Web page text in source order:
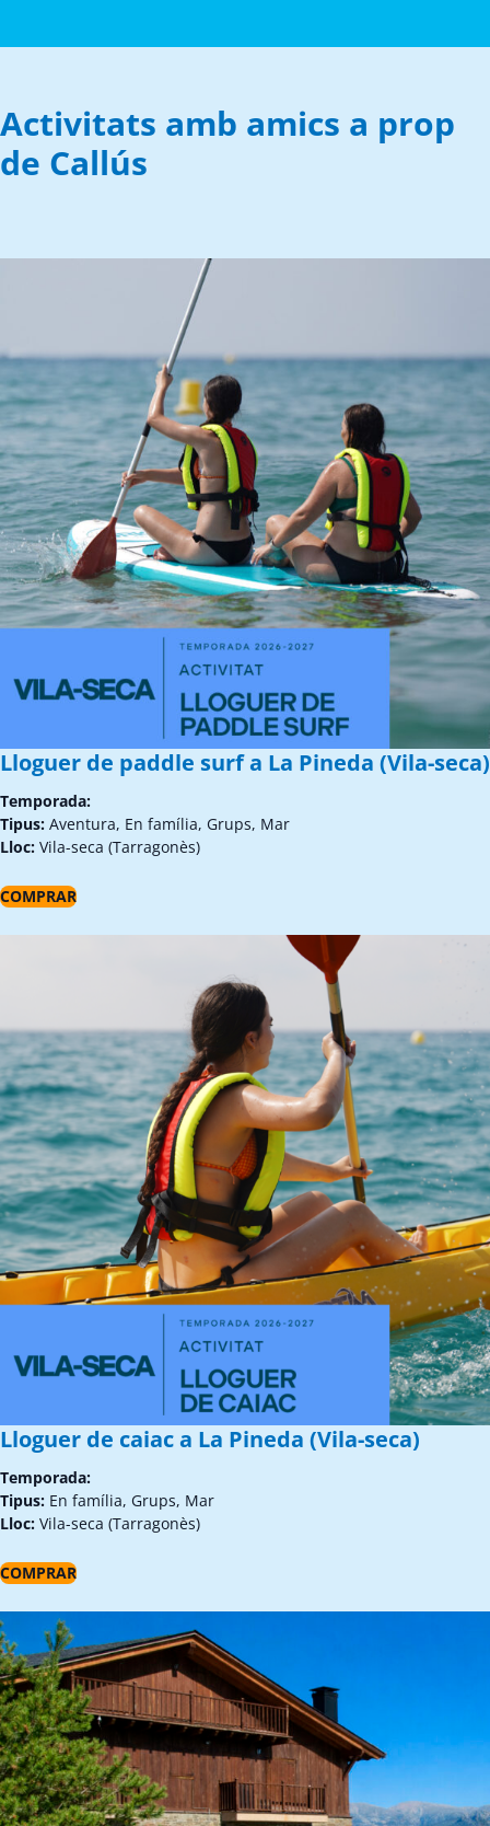
Activitats amb amics a prop
de Callús
Lloguer de paddle surf a La Pineda (Vila-seca)
Temporada:
Tipus: Aventura, En família, Grups, Mar
Lloc: Vila-seca (Tarragonès)
COMPRAR
Lloguer de caiac a La Pineda (Vila-seca)
Temporada:
Tipus: En família, Grups, Mar
Lloc: Vila-seca (Tarragonès)
COMPRAR